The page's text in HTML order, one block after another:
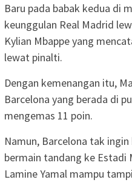
Baru pada babak kedua di
keunggulan Real Madrid
Kylian Mbappe yang
lewat pinalti.
Dengan kemenangan itu,
Barcelona yang berada di
mengemas 11 poin.
Namun, Barcelona tak
bermain tandang ke Estadi
Lamine Yamal mampu